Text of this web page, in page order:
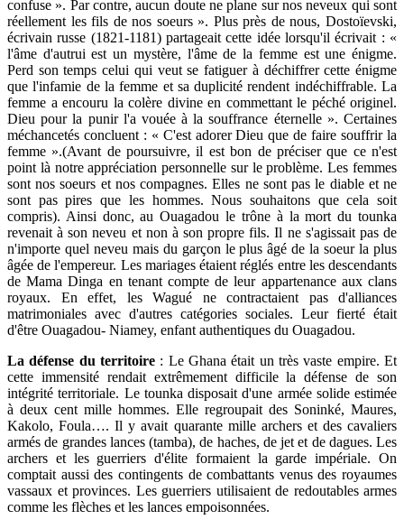
confuse ». Par contre, aucun doute ne plane sur nos neveux qui sont
réellement les fils de nos soeurs ». Plus près de nous, Dostoïevski,
écrivain russe (1821-1181) partageait cette idée lorsqu'il écrivait : «
l'âme d'autrui est un mystère, l'âme de la femme est une énigme.
Perd son temps celui qui veut se fatiguer à déchiffrer cette énigme
que l'infamie de la femme et sa duplicité rendent indéchiffrable. La
femme a encouru la colère divine en commettant le péché originel.
Dieu pour la punir l'a vouée à la souffrance éternelle ». Certaines
méchancetés concluent : « C'est adorer Dieu que de faire souffrir la
femme ».(Avant de poursuivre, il est bon de préciser que ce n'est
point là notre appréciation personnelle sur le problème. Les femmes
sont nos soeurs et nos compagnes. Elles ne sont pas le diable et ne
sont pas pires que les hommes. Nous souhaitons que cela soit
compris). Ainsi donc, au Ouagadou le trône à la mort du tounka
revenait à son neveu et non à son propre fils. Il ne s'agissait pas de
n'importe quel neveu mais du garçon le plus âgé de la soeur la plus
âgée de l'empereur. Les mariages étaient réglés entre les descendants
de Mama Dinga en tenant compte de leur appartenance aux clans
royaux. En effet, les Wagué ne contractaient pas d'alliances
matrimoniales avec d'autres catégories sociales. Leur fierté était
d'être Ouagadou- Niamey, enfant authentiques du Ouagadou.
La défense du territoire : Le Ghana était un très vaste empire. Et
cette immensité rendait extrêmement difficile la défense de son
intégrité territoriale. Le tounka disposait d'une armée solide estimée
à deux cent mille hommes. Elle regroupait des Soninké, Maures,
Kakolo, Foula…. Il y avait quarante mille archers et des cavaliers
armés de grandes lances (tamba), de haches, de jet et de dagues. Les
archers et les guerriers d'élite formaient la garde impériale. On
comptait aussi des contingents de combattants venus des royaumes
vassaux et provinces. Les guerriers utilisaient de redoutables armes
comme les flèches et les lances empoisonnées.